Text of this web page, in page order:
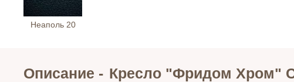
Неаполь 20
Описание - Кресло "Фридом Хром"